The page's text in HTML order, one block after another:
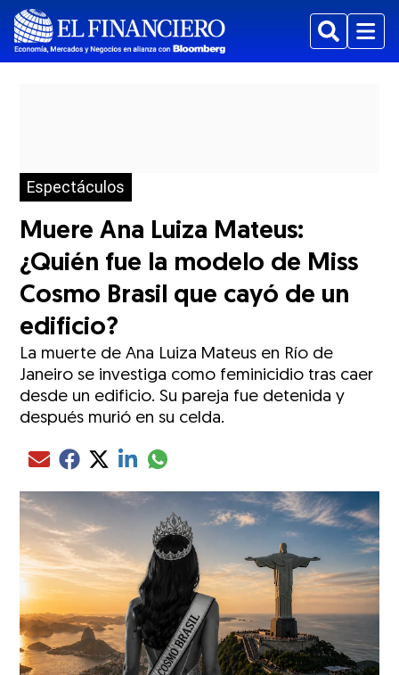
BuscarMenu
Espectáculos
Muere Ana Luiza Mateus:
¿Quién fue la modelo de Miss
Cosmo Brasil que cayó de un
edificio?
La muerte de Ana Luiza Mateus en Río de
Janeiro se investiga como feminicidio tras caer
desde un edificio. Su pareja fue detenida y
después murió en su celda.
Compartir el artículo actual mediante Email
Compartir el artículo actual mediante Facebook
Compartir el artículo actual mediante Twitter
Compartir el artículo actual mediante LinkedIn
Compartir el artículo actual mediante